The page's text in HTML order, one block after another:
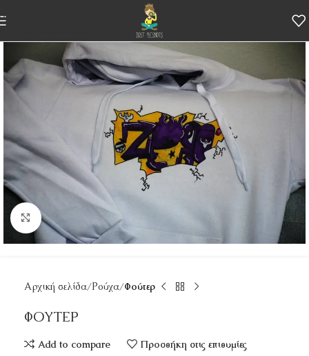
Skip to navigation
Skip to main content
Κάντε κλικ για μεγέθυνση
Αρχική σελίδα Ρούχα Φούτερ
ΦΟΥΤΕΡ
Add to compare Προσθήκη στις επιθυμίες